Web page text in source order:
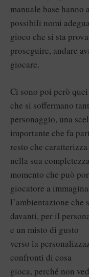
manuale base
possibili nomi
gioco che si sta
proseguire, andare
giocare.
Ci sono poi però
che si soffermano
personaggio, una
importante che fa
resto che caratterizza
nella sua
momento che può
giocatore a
l’ambientazione che
davanti, per il
e un misto di gusto
verso la
confronti di cosa
gioca, perché non